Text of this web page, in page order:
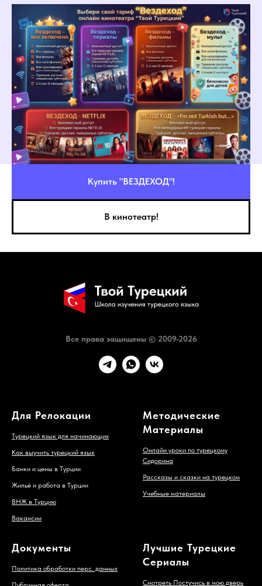
Купить "ВЕЗДЕХОД"!
В кинотеатр!
Все права защищены © 2009-2026
Для Релокации
Турецкий язык для начинающих
Как выучить турецкий язык
Банки и цены в Турции
Жильё и работа в Турции
ВНЖ в Турцию
Вакансии
Методические
Материалы
Онлайн уроки по турецкому
Сидорина
Рассказы и сказки на турецком
Учебные материалы
Документы
Политика обработки перс. данных
Лучшие Турецкие
Сериалы
Смотреть Постучись в мою дверь